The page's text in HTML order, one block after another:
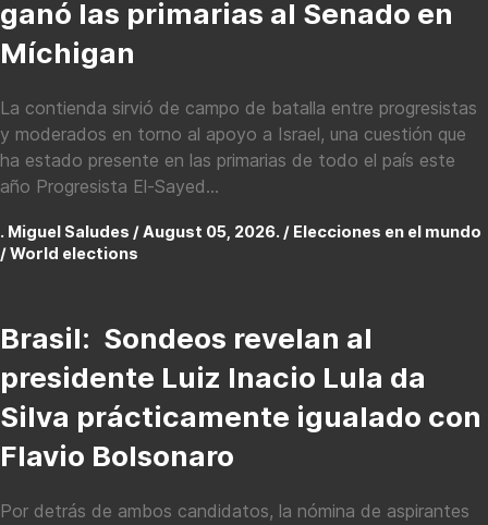
ganó las primarias al Senado ‌en
Míchigan
La contienda sirvió de campo de batalla entre progresistas
y moderados en torno al apoyo a Israel, una cuestión que
ha estado presente en las primarias de todo el país este
año Progresista El-Sayed...
. Miguel Saludes / August 05, 2026. / Elecciones en el mundo
/ World elections
Brasil: Sondeos revelan al
presidente Luiz Inacio Lula da
Silva prácticamente igualado con
Flavio Bolsonaro
Por detrás de ambos candidatos, la nómina de aspirantes